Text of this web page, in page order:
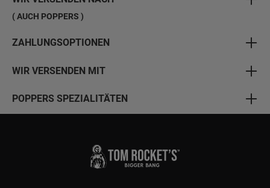
( AUCH POPPERS )
ZAHLUNGSOPTIONEN
WIR VERSENDEN MIT
POPPERS SPEZIALITÄTEN